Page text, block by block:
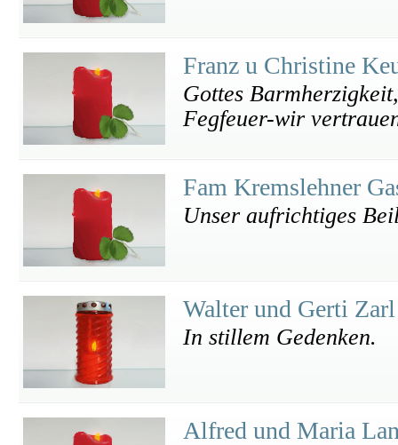
Franz u Christine
Gottes
Fegfeuer-wir
Fam Kremslehner
Unser aufrichtiges
Walter und Gerti
In stillem Gedenken.
Alfred und Maria